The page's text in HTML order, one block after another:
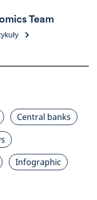
Team
Central banks
Infographic